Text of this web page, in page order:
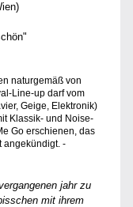
naturgemäß von
Line-up darf vom
Geige, Elektronik)
Klassik- und Noise-
Go erschienen, das
angekündigt. -
jahr zu
mit ihrem